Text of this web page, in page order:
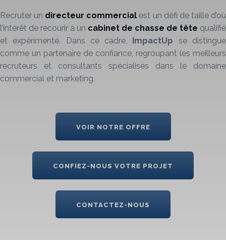
Recruter un directeur commercial est un défi de taille d’où
l’intérêt de recourir à un cabinet de chasse de tête qualifié
et expérimenté. Dans ce cadre,
ImpactUp se distingue
comme un partenaire de confiance, regroupant les meilleurs
recruteurs et consultants spécialisés dans le domaine
commercial et marketing.
VOIR NOTRE OFFRE
CONFIEZ-NOUS VOTRE PROJET
CONTACTEZ-NOUS